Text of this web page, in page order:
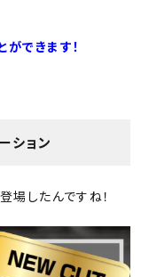
できます！
ション
場したんですね！